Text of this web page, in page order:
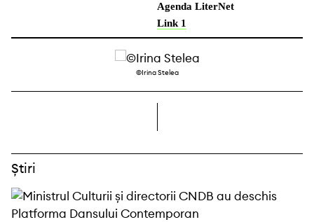
Agenda LiterNet
Link 1
©Irina Stelea
Știri